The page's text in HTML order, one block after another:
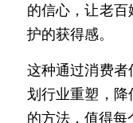
的信心，让老
护的获得感。
这种通过消费
划行业重塑，降
的方法，值得每